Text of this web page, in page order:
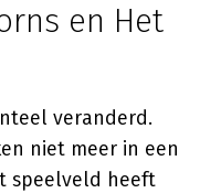
en Het
veranderd.
niet meer in een
speelveld heeft